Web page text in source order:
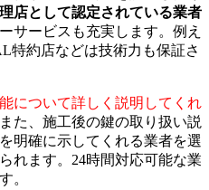
店として認定されている業者
サービスも充実します。例え
特約店などは技術力も保証さ
について詳しく説明してくれ
た、施工後の鍵の取り扱い説
明確に示してくれる業者を選
れます。24時間対応可能な業
。